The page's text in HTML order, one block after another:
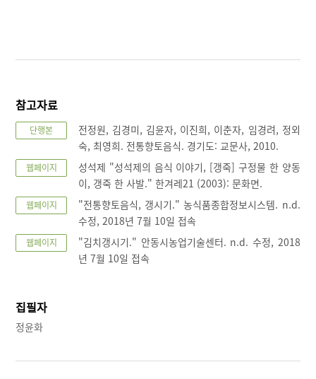
참고자료
단행본
전정원, 김경미, 김윤자, 이진희, 이춘자, 임경려, 정외
숙, 최영희. 전통향토음식. 경기도: 교문사, 2010.
웹페이지
성석제 "성석제의 음식 이야기, [갱죽] 구정물 한 양동
이, 갱죽 한 사발." 한겨레21 (2003): 문화면.
웹페이지
"전통향토음식, 갱시기." 농식품종합정보시스템. n.d.
수정, 2018년 7월 10일 접속
웹페이지
"김치갱시기." 안동시농업기술센터. n.d. 수정, 2018
년 7월 10일 접속
집필자
정윤화